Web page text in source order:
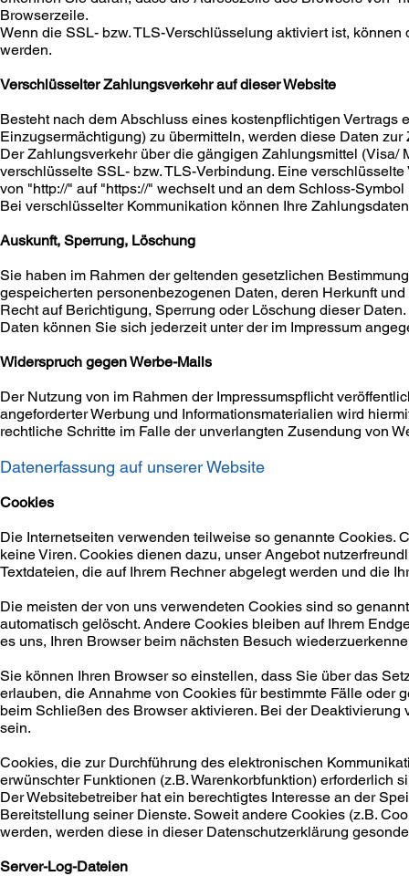
Browserzeile.
Wenn die SSL- bzw. TLS-Verschlüsselung aktiviert ist,
werden.
Verschlüsselter Zahlungsverkehr auf dieser Website
Besteht nach dem Abschluss eines kostenpflichtigen Vertrags
Einzugsermächtigung) zu übermitteln, werden diese Daten
Der Zahlungsverkehr über die gängigen Zahlungsmittel
verschlüsselte SSL- bzw. TLS-Verbindung. Eine
von "http://" auf "https://" wechselt und an dem Schloss-
Bei verschlüsselter Kommunikation können Ihre
Auskunft, Sperrung, Löschung
Sie haben im Rahmen der geltenden gesetzlichen
gespeicherten personenbezogenen Daten, deren Herkunft
Recht auf Berichtigung, Sperrung oder Löschung dieser
Daten können Sie sich jederzeit unter der im Impressum
Widerspruch gegen Werbe-Mails
Der Nutzung von im Rahmen der Impressumspflicht
angeforderter Werbung und Informationsmaterialien wird
rechtliche Schritte im Falle der unverlangten Zusendung von
Datenerfassung auf unserer Website
Cookies
Die Internetseiten verwenden teilweise so genannte Cookies.
keine Viren. Cookies dienen dazu, unser Angebot
Textdateien, die auf Ihrem Rechner abgelegt werden und die
Die meisten der von uns verwendeten Cookies sind so
automatisch gelöscht. Andere Cookies bleiben auf Ihrem
es uns, Ihren Browser beim nächsten Besuch
Sie können Ihren Browser so einstellen, dass Sie über das
erlauben, die Annahme von Cookies für bestimmte Fälle
beim Schließen des Browser aktivieren. Bei der
sein.
Cookies, die zur Durchführung des elektronischen
erwünschter Funktionen (z.B. Warenkorbfunktion) erforderlich
Der Websitebetreiber hat ein berechtigtes Interesse an der
Bereitstellung seiner Dienste. Soweit andere Cookies (z.B.
werden, werden diese in dieser Datenschutzerklärung
Server-Log-Dateien